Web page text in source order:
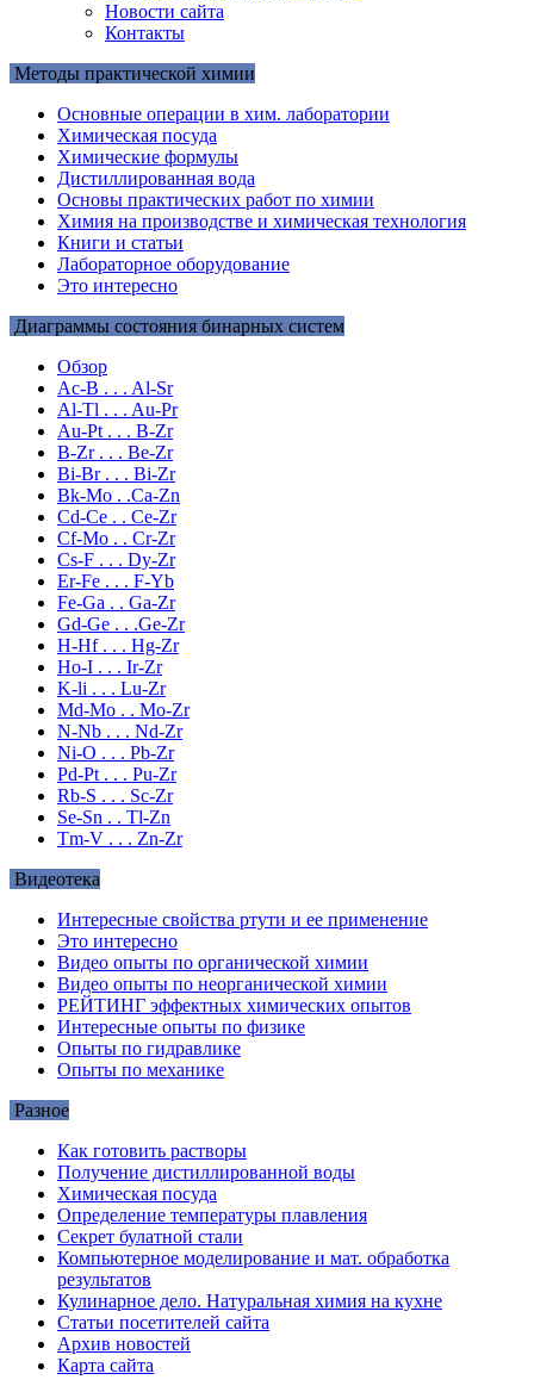
Новости сайта
Контакты
Методы практической химии
Основные операции в хим. лаборатории
Химическая посуда
Химические формулы
Дистиллированная вода
Основы практических работ по химии
Химия на производстве и химическая технология
Книги и статьи
Лабораторное оборудование
Это интересно
Диаграммы состояния бинарных систем
Обзор
Ac-B . . . Al-Sr
Al-Tl . . . Au-Pr
Au-Pt . . . B-Zr
B-Zr . . . Be-Zr
Bi-Br . . . Bi-Zr
Bk-Mo . .Ca-Zn
Cd-Ce . . Ce-Zr
Cf-Mo . . Cr-Zr
Cs-F . . . Dy-Zr
Er-Fe . . . F-Yb
Fe-Ga . . Ga-Zr
Gd-Ge . . .Ge-Zr
H-Hf . . . Hg-Zr
Ho-I . . . Ir-Zr
K-li . . . Lu-Zr
Md-Mo . . Mo-Zr
N-Nb . . . Nd-Zr
Ni-O . . . Pb-Zr
Pd-Pt . . . Pu-Zr
Rb-S . . . Sc-Zr
Se-Sn . . Tl-Zn
Tm-V . . . Zn-Zr
Видеотека
Интересные свойства ртути и ее применение
Это интересно
Видео опыты по органической химии
Видео опыты по неорганической химии
РЕЙТИНГ эффектных химических опытов
Интересные опыты по физике
Опыты по гидравлике
Опыты по механике
Разное
Как готовить растворы
Получение дистиллированной воды
Химическая посуда
Определение температуры плавления
Секрет булатной стали
Компьютерное моделирование и мат. обработка
результатов
Кулинарное дело. Натуральная химия на кухне
Статьи посетителей сайта
Архив новостей
Карта сайта